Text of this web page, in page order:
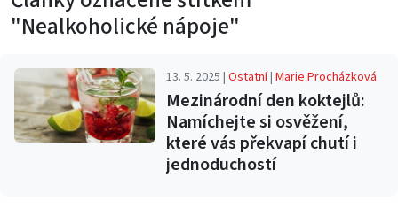
"Nealkoholické nápoje"
13. 5. 2025 |Ostatní|Marie Procházková
Mezinárodní den koktejlů:
Namíchejte si osvěžení,
které vás překvapí chutí i
jednoduchostí